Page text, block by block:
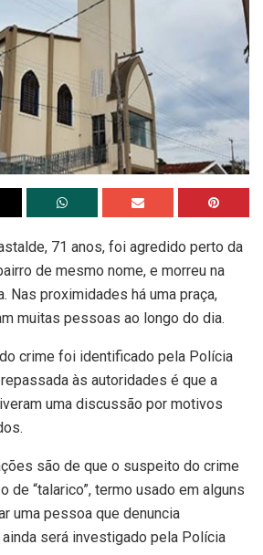
71 anos, foi agredido perto da
de mesmo nome, e morreu na
Nas proximidades há uma praça,
muitas pessoas ao longo do dia.
crime foi identificado pela Polícia
às autoridades é que a
uma discussão por motivos
são de que o suspeito do crime
de “talarico”, termo usado em alguns
uma pessoa que denuncia
será investigado pela Polícia